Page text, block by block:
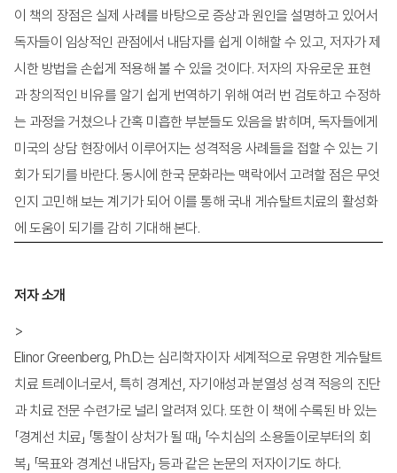
전자책 정가 24,000원
종이책 정가 24,000원
이 책의 장점은 실제 사례를 바탕으로 증상과 원인을 설명하고 있어서
독자들이 임상적인 관점에서 내담자를 쉽게 이해할 수 있고, 저자가 제
시한 방법을 손쉽게 적용해 볼 수 있을 것이다. 저자의 자유로운 표현
과 창의적인 비유를 알기 쉽게 번역하기 위해 여러 번 검토하고 수정하
는 과정을 거쳤으나 간혹 미흡한 부분들도 있음을 밝히며, 독자들에게
미국의 상담 현장에서 이루어지는 성격적응 사례들을 접할 수 있는 기
회가 되기를 바란다. 동시에 한국 문화라는 맥락에서 고려할 점은 무엇
인지 고민해 보는 계기가 되어 이를 통해 국내 게슈탈트치료의 활성화
에 도움이 되기를 감히 기대해 본다.
저자 소개
>
Elinor Greenberg, Ph.D.는 심리학자이자 세계적으로 유명한 게슈탈트
치료 트레이너로서, 특히 경계선, 자기애성과 분열성 성격 적응의 진단
과 치료 전문 수련가로 널리 알려져 있다. 또한 이 책에 수록된 바 있는
「경계선 치료」 「통찰이 상처가 될 때」 「수치심의 소용돌이로부터의 회
복」 「목표와 경계선 내담자」 등과 같은 논문의 저자이기도 하다.